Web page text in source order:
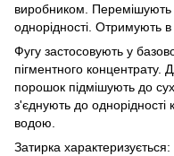
виробником. Перемішують
однорідності. Отримують в
Фугу застосовують у
пігментного
порошок підмішують до
з'єднують до
водою.
Затирка характеризується: